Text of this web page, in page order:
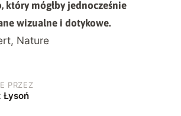
który mógłby jednocześnie
wizualne i dotykowe.
, Nature
PRZEZ
Łysoń